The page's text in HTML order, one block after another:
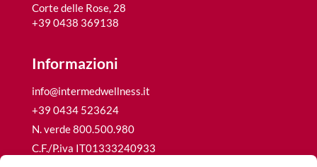
Corte delle Rose, 28
+39 0438 369138
Informazioni
info@intermedwellness.it
+39 0434 523624
N. verde 800.500.980
C.F./P.iva IT01333240933